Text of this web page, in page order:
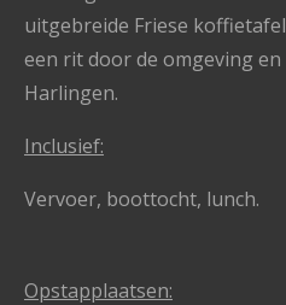
uitgebreide Friese
een rit door de omgeving
Harlingen.
Inclusief:
Vervoer, boottocht, lunch.
Opstapplaatsen: